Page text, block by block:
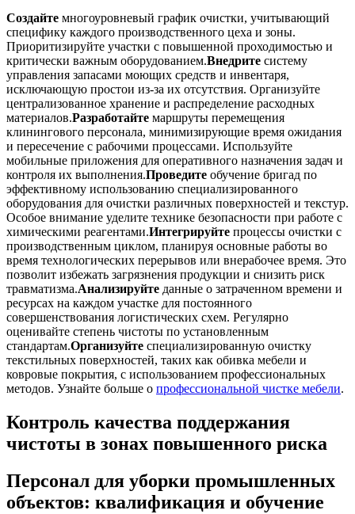
Создайте многоуровневый график очистки, учитывающий
специфику каждого производственного цеха и зоны.
Приоритизируйте участки с повышенной проходимостью и
критически важным оборудованием.Внедрите систему
управления запасами моющих средств и инвентаря,
исключающую простои из-за их отсутствия. Организуйте
централизованное хранение и распределение расходных
материалов.Разработайте маршруты перемещения
клинингового персонала, минимизирующие время ожидания
и пересечение с рабочими процессами. Используйте
мобильные приложения для оперативного назначения задач и
контроля их выполнения.Проведите обучение бригад по
эффективному использованию специализированного
оборудования для очистки различных поверхностей и текстур.
Особое внимание уделите технике безопасности при работе с
химическими реагентами.Интегрируйте процессы очистки с
производственным циклом, планируя основные работы во
время технологических перерывов или внерабочее время. Это
позволит избежать загрязнения продукции и снизить риск
травматизма.Анализируйте данные о затраченном времени и
ресурсах на каждом участке для постоянного
совершенствования логистических схем. Регулярно
оценивайте степень чистоты по установленным
стандартам.Организуйте специализированную очистку
текстильных поверхностей, таких как обивка мебели и
ковровые покрытия, с использованием профессиональных
методов. Узнайте больше о профессиональной чистке мебели.
Контроль качества поддержания
чистоты в зонах повышенного риска
Персонал для уборки промышленных
объектов: квалификация и обучение